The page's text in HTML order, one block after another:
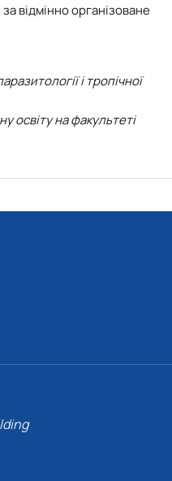
за відмінно організоване
і тропічної
освіту на факультеті